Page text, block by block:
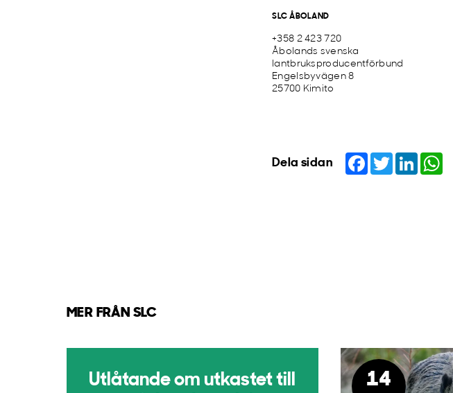
SLC ÅBOLAND
+358 2 423 720
Åbolands svenska
lantbruksproducentförbund
Engelsbyvägen 8
25700 Kimito
Dela sidan Facebook
TwitterLinkedIn
MER FRÅN SLC
Utlåtande om utkastet till
14